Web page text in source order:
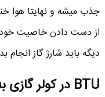
جذب میشه و نهایتا هوا
از دست دادن خاصیت
دیگه باید شارژ گاز انجام
BTU در کولر گازی به چه معناست ؟